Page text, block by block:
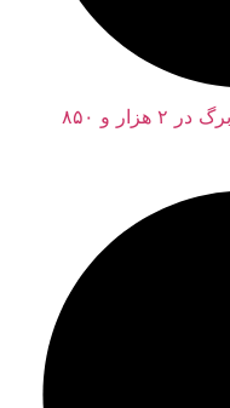
ارائه خدمات به دارندگان کالابرگ در ۲ هزار و ۸۵۰